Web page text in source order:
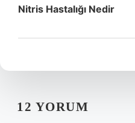
Nitris Hastalığı Nedir
12 YORUM